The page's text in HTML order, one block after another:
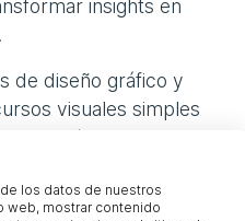
insights en
de diseño gráfico y
visuales simples
Suite).
en fotografía y
básica para redes
los datos de nuestros
web, mostrar contenido